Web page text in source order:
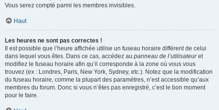
Vous serez compté parmi les membres invisibles.
Haut
Les heures ne sont pas correctes !
Il est possible que l’heure affichée utilise un fuseau horaire différent de celui
dans lequel vous êtes. Dans ce cas, accédez au panneau de l’utilisateuret
modifiez le fuseau horaire afin qu’il corresponde à la zone où vous vous
trouvez (ex : Londres, Paris, New York, Sydney, etc.). Notez que la modification
du fuseau horaire, comme la plupart des paramètres, n’est accessible qu’aux
membres du forum. Donc si vous n’êtes pas enregistré, c’est le bon moment
pour le faire.